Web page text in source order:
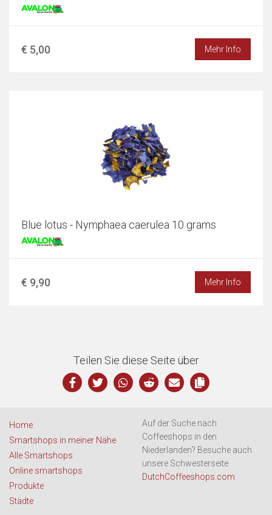
€ 5,00 Mehr Info
Blue lotus - Nymphaea caerulea 10 grams
€ 9,90 Mehr Info
Teilen Sie diese Seite über
Home
Smartshops in meiner Nähe
Alle Smartshops
Online smartshops
Produkte
Städte
Auf der Suche nach
Coffeeshops in den
Niederlanden? Besuche auch
unsere Schwesterseite
DutchCoffeeshops.com